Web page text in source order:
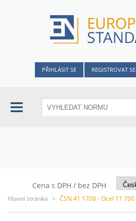
PŘIHLÁSIT SE REGISTROVAT SE
Cena s DPH / bez DPH
Hlavní stránka > ČSN 41 1700 - Ocel 11 700